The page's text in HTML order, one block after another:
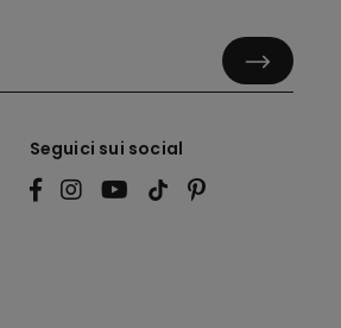
Seguici sui social